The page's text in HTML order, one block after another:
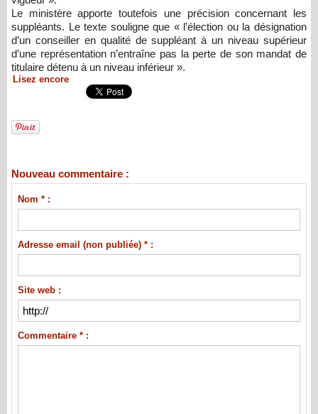
Le ministère apporte toutefois une précision concernant les
suppléants. Le texte souligne que « l’élection ou la désignation
d’un conseiller en qualité de suppléant à un niveau supérieur
d’une représentation n’entraîne pas la perte de son mandat de
titulaire détenu à un niveau inférieur ».
Lisez encore
Nouveau commentaire :
Nom * :
Adresse email (non publiée) * :
Site web :
Commentaire * :